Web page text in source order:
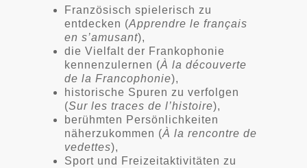
Französisch spielerisch zu
entdecken (Apprendre le français
en s’amusant),
die Vielfalt der Frankophonie
kennenzulernen (À la découverte
de la Francophonie),
historische Spuren zu verfolgen
(Sur les traces de l’histoire),
berühmten Persönlichkeiten
näherzukommen (À la rencontre de
vedettes),
Sport und Freizeitaktivitäten zu